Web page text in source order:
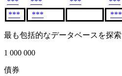
***
*** ***
最も包括的なデータベースを探索
1 000 000
債券